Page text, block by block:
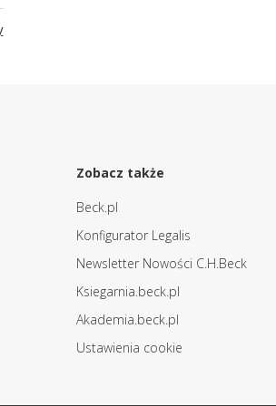
Zobacz także
Beck.pl
Konfigurator Legalis
Newsletter Nowości C.H.Beck
Ksiegarnia.beck.pl
Akademia.beck.pl
Ustawienia cookie